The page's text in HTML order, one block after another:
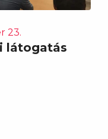
23.
látogatás